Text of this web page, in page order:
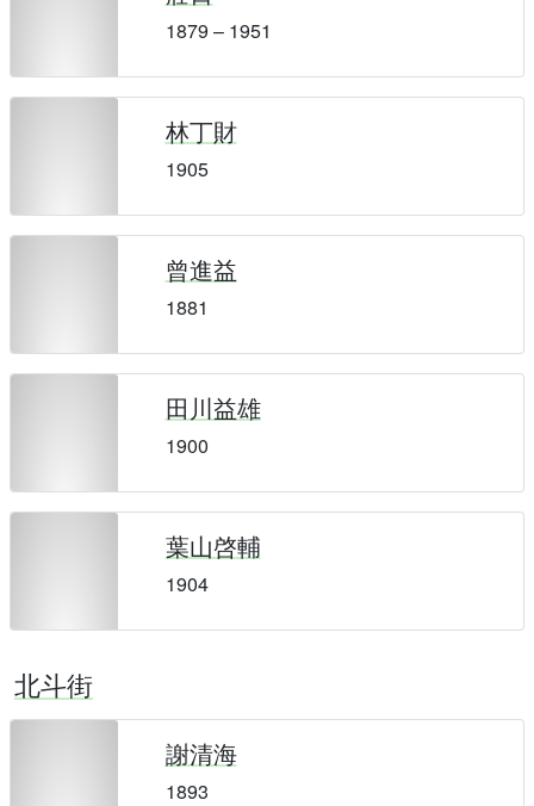
1879 – 1951
林丁財
1905
曾進益
1881
田川益雄
1900
葉山啓輔
1904
北斗街
謝清海
1893